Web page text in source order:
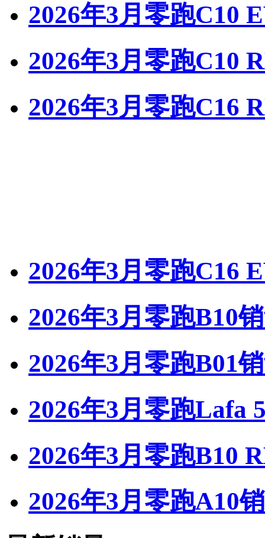
2026年3月零跑C10
2026年3月零跑C10
2026年3月零跑C16
2026年3月零跑C16
2026年3月零跑B10
2026年3月零跑B01
2026年3月零跑Lafa
2026年3月零跑B10
2026年3月零跑A10